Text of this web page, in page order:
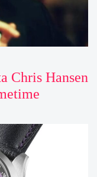
Chris Hansen